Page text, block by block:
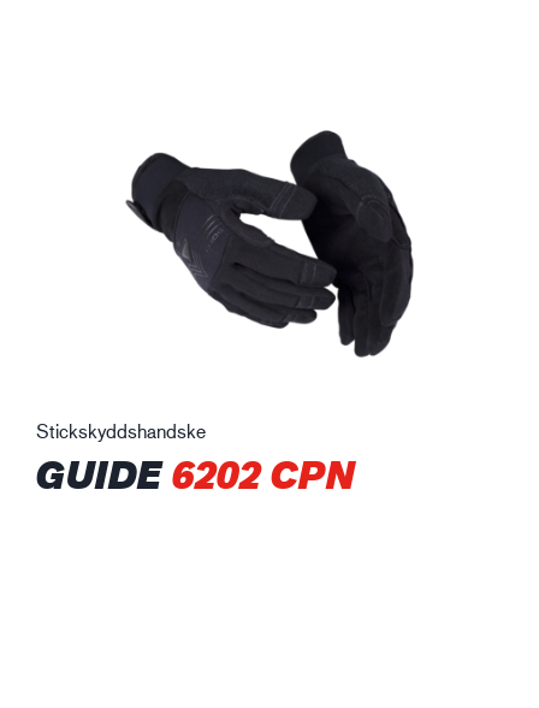
Stickskyddshandske
GUIDE6202 CPN